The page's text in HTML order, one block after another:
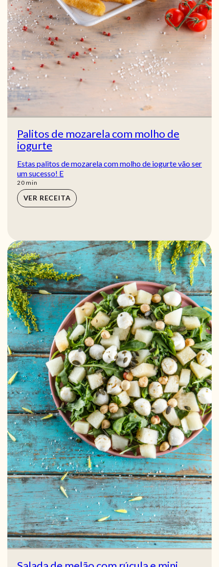
Palitos de mozarela com molho de
iogurte
Estas palitos de mozarela com molho de iogurte vão ser
um sucesso! E
20min
min
VER RECEITA